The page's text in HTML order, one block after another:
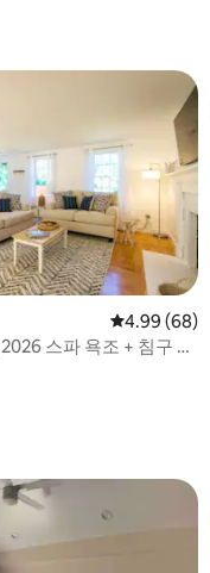
평점 4.99점
4.99 (68)
스파 욕조 + 침구 포